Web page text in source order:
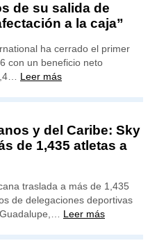
de su salida de
a la caja”
ha cerrado el primer
con un beneficio neto
Leer más
y del Caribe: Sky
de 1,435 atletas a
traslada a más de 1,435
de delegaciones deportivas
Leer más